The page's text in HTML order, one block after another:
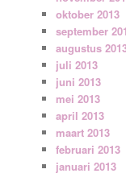
oktober 2013
september
augustus
juli 2013
juni 2013
mei 2013
april 2013
maart 2013
februari 2013
januari 2013